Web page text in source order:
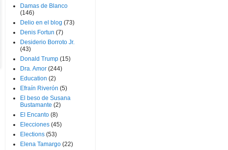
Damas de Blanco
(146)
Delio en el blog (73)
Denis Fortun (7)
Desiderio Borroto Jr.
(43)
Donald Trump (15)
Dra. Amor (244)
Education (2)
Efraín Riverón (5)
El beso de Susana
Bustamante (2)
El Encanto (8)
Elecciones (45)
Elections (53)
Elena Tamargo (22)